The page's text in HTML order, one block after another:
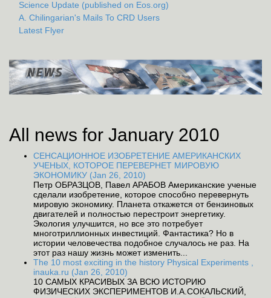
Science Update (published on Eos.org)
A. Chilingarian's Mails To CRD Users
Latest Flyer
All news for January 2010
СЕНСАЦИОННОЕ ИЗОБРЕТЕНИЕ АМЕРИКАНСКИХ
УЧЕНЫХ, КОТОРОЕ ПЕРЕВЕРНЕТ МИРОВУЮ
ЭКОНОМИКУ (Jan 26, 2010)
Петр ОБРАЗЦОВ, Павел АРАБОВ Американские ученые
сделали изобретение, которое способно перевернуть
мировую экономику. Планета откажется от бензиновых
двигателей и полностью перестроит энергетику.
Экология улучшится, но все это потребует
многотриллионных инвестиций. Фантастика? Но в
истории человечества подобное случалось не раз. На
этот раз нашу жизнь может изменить...
The 10 most exciting in the history Physical Experiments ,
inauka.ru (Jan 26, 2010)
10 САМЫХ КРАСИВЫХ ЗА ВСЮ ИСТОРИЮ
ФИЗИЧЕСКИХ ЭКСПЕРИМЕНТОВ И.А.СОКАЛЬСКИЙ,